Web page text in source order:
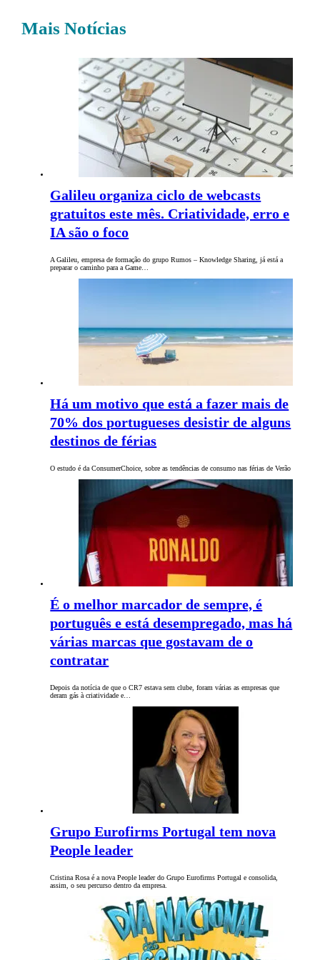
Mais Notícias
Galileu organiza ciclo de webcasts
gratuitos este mês. Criatividade, erro e
IA são o foco
A Galileu, empresa de formação do grupo Rumos – Knowledge Sharing, já está a
preparar o caminho para a Game…
Há um motivo que está a fazer mais de
70% dos portugueses desistir de alguns
destinos de férias
O estudo é da ConsumerChoice, sobre as tendências de consumo nas férias de Verão
É o melhor marcador de sempre, é
português e está desempregado, mas há
várias marcas que gostavam de o
contratar
Depois da notícia de que o CR7 estava sem clube, foram várias as empresas que
deram gás à criatividade e…
Grupo Eurofirms Portugal tem nova
People leader
Cristina Rosa é a nova People leader do Grupo Eurofirms Portugal e consolida,
assim, o seu percurso dentro da empresa.